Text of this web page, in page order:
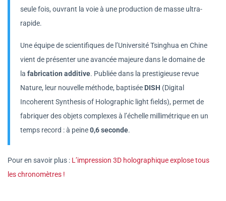
seule fois, ouvrant la voie à une production de masse ultra-
rapide.
Une équipe de scientifiques de l’Université Tsinghua en Chine
vient de présenter une avancée majeure dans le domaine de
la fabrication additive. Publiée dans la prestigieuse revue
Nature, leur nouvelle méthode, baptisée DISH (Digital
Incoherent Synthesis of Holographic light fields), permet de
fabriquer des objets complexes à l’échelle millimétrique en un
temps record : à peine0,6 seconde.
Pour en savoir plus : L’impression 3D holographique explose tous
les chronomètres !